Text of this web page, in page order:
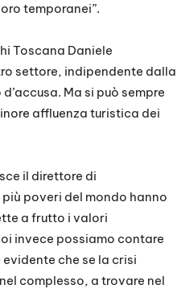
temporanei”.
Toscana Daniele
settore, indipendente dalla
Ma si può sempre
affluenza turistica dei
il direttore di
poveri del mondo hanno
a frutto i valori
invece possiamo contare
che se la crisi
complesso, a trovare nel